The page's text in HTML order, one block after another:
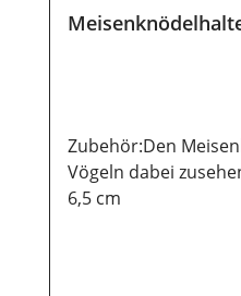
Zubehör:Den
Vögeln dabei
6,5 cm